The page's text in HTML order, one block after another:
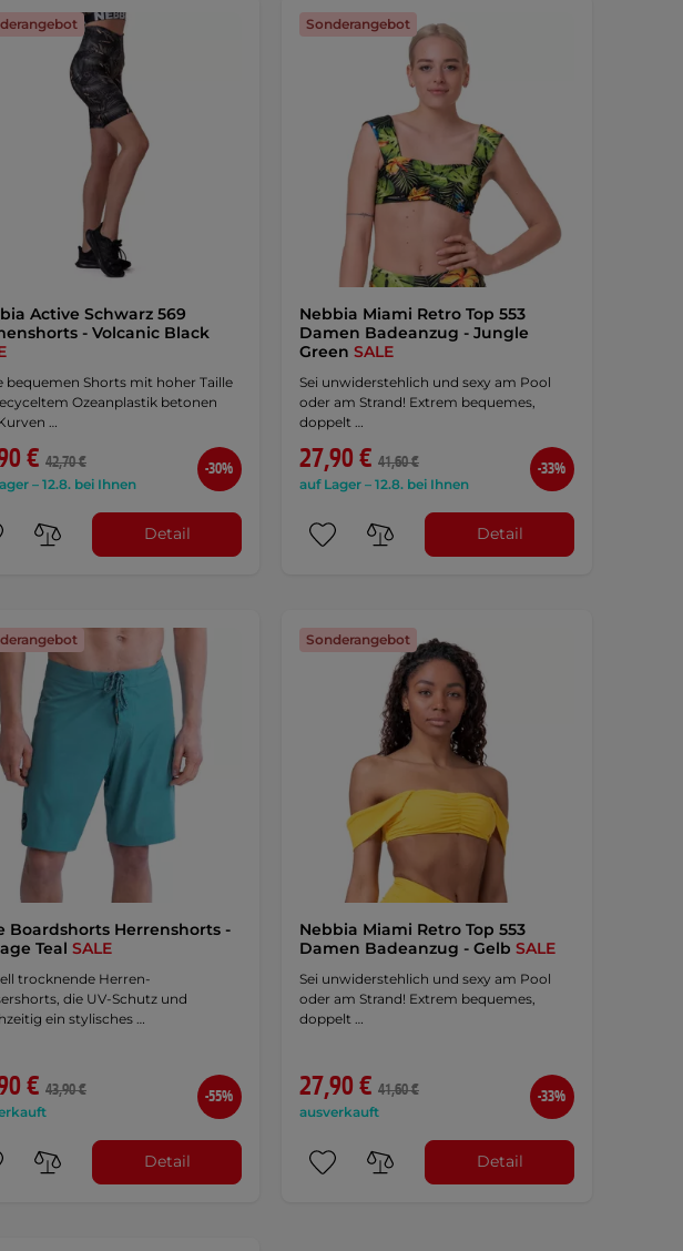
Active Schwarz 569
- Volcanic Black
bequemen Shorts mit hoher Taille
Ozeanplastik betonen
…
€ 42,70 €
– 12.8. bei Ihnen
-30%
Detail
Sonderangebot
Nebbia Miami Retro Top 553
Damen Badeanzug - Jungle
Green SALE
Sei unwiderstehlich und sexy am Pool
oder am Strand! Extrem bequemes,
doppelt …
27,90 € 41,60 €
auf Lager – 12.8. bei Ihnen
-33%
Detail
Boardshorts Herrenshorts -
Teal SALE
trocknende Herren-
die UV-Schutz und
ein stylisches …
€ 43,90 € -55%
Detail
Sonderangebot
Nebbia Miami Retro Top 553
Damen Badeanzug - Gelb SALE
Sei unwiderstehlich und sexy am Pool
oder am Strand! Extrem bequemes,
doppelt …
27,90 € 41,60 €
ausverkauft
-33%
Detail